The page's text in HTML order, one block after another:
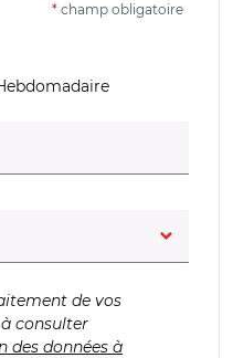
* champ obligatoire
obligatoire)
de vos
consulter
des données à